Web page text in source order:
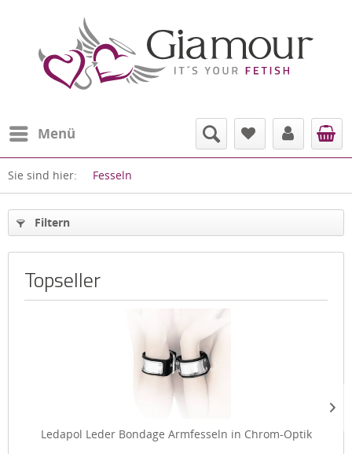
Menü
Sie sind hier: Fesseln
Filtern
Topseller
Ledapol Leder Bondage Armfesseln in Chrom-Optik